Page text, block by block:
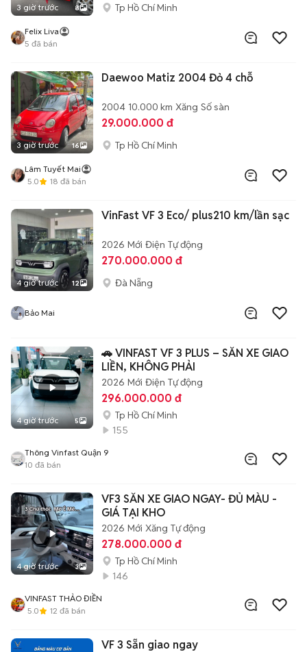
3 giờ trước 8 Tp Hồ Chí Minh
Felix Liva
5 đã bán
3 giờ trước 16
Daewoo Matiz 2004 Đỏ 4 chỗ
2004 10.000 km Xăng Số sàn
29.000.000 đ
Tp Hồ Chí Minh
Lâm Tuyết Mai
5.0
18 đã bán
4 giờ trước 12
VinFast VF 3 Eco/ plus210 km/lần sạc
2026 Mới Điện Tự động
270.000.000 đ
Đà Nẵng
Bảo Mai
4 giờ trước 5
🚗 VINFAST VF 3 PLUS – SẴN XE GIAO
LIỀN, KHÔNG PHẢI
2026 Mới Điện Tự động
296.000.000 đ
Tp Hồ Chí Minh
155
Thông Vinfast Quận 9
10 đã bán
4 giờ trước 3
VF3 SẴN XE GIAO NGAY- ĐỦ MÀU -
GIÁ TẠI KHO
2026 Mới Xăng Tự động
278.000.000 đ
Tp Hồ Chí Minh
146
VINFAST THẢO ĐIỀN
5.0
12 đã bán
VF 3 Sẵn giao ngay